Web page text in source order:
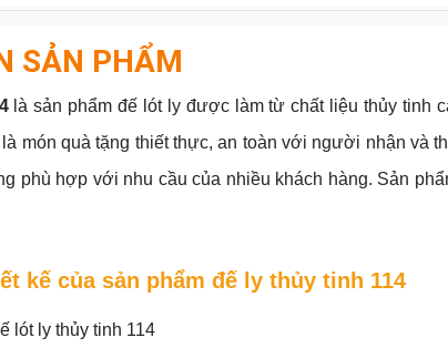
SẢN PHẨM
là sản phẩm đế lót ly được làm từ chất liệu thủy tinh
món quà tặng thiết thực, an toàn với người nhận và
phù hợp với nhu cầu của nhiều khách hàng. Sản
kế của sản phẩm đế ly thủy tinh 114
lót ly thủy tinh 114